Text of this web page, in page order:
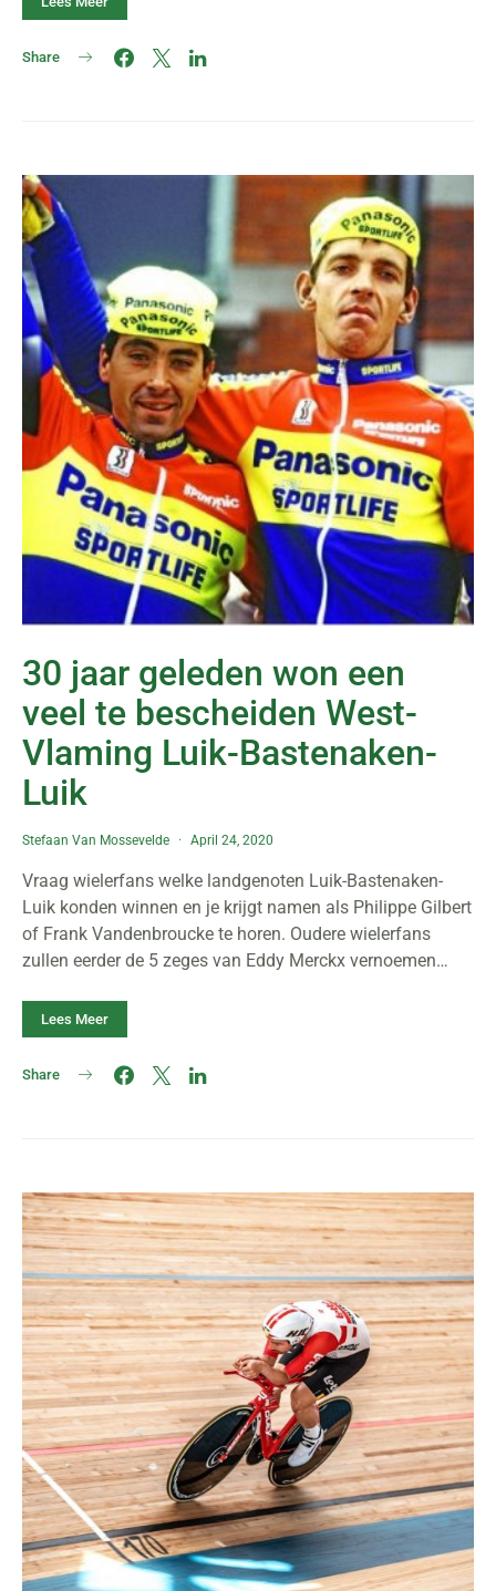
Share
30 jaar geleden won een
veel te bescheiden West-
Vlaming Luik-Bastenaken-
Luik
Stefaan Van Mossevelde April 24, 2020
Vraag wielerfans welke landgenoten Luik-Bastenaken-
Luik konden winnen en je krijgt namen als Philippe Gilbert
of Frank Vandenbroucke te horen. Oudere wielerfans
zullen eerder de 5 zeges van Eddy Merckx vernoemen…
Lees Meer
Share